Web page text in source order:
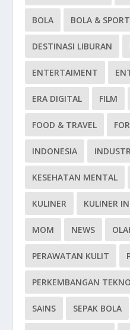
BOLA BOLA &
DESTINASI LIBURAN
ENTERTAIMENT
ERA DIGITAL FILM
FOOD & TRAVEL
INDONESIA
KESEHATAN MENTAL
KULINER KULINER
MOM NEWS
PERAWATAN KULIT
PERKEMBANGAN
SAINS SEPAK BOLA